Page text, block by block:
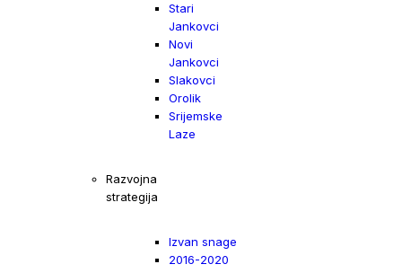
Stari
Jankovci
Novi
Jankovci
Slakovci
Orolik
Srijemske
Laze
Razvojna
strategija
Izvan snage
2016-2020